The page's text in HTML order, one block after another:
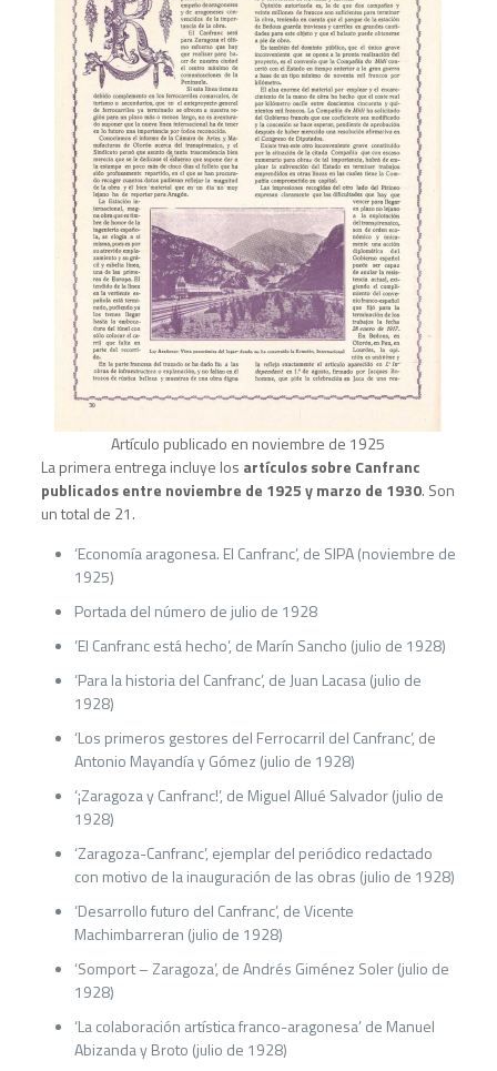
Artículo publicado en noviembre de 1925
La primera entrega incluye los artículos sobre Canfranc
publicados entre noviembre de 1925 y marzo de 1930. Son
un total de 21.
‘Economía aragonesa. El Canfranc’, de SIPA (noviembre de
1925)
Portada del número de julio de 1928
‘El Canfranc está hecho’, de Marín Sancho (julio de 1928)
‘Para la historia del Canfranc’, de Juan Lacasa (julio de
1928)
‘Los primeros gestores del Ferrocarril del Canfranc’, de
Antonio Mayandía y Gómez (julio de 1928)
‘¡Zaragoza y Canfranc!’, de Miguel Allué Salvador (julio de
1928)
‘Zaragoza-Canfranc’, ejemplar del periódico redactado
con motivo de la inauguración de las obras (julio de 1928)
‘Desarrollo futuro del Canfranc’, de Vicente
Machimbarreran (julio de 1928)
‘Somport – Zaragoza’, de Andrés Giménez Soler (julio de
1928)
‘La colaboración artística franco-aragonesa’ de Manuel
Abizanda y Broto (julio de 1928)